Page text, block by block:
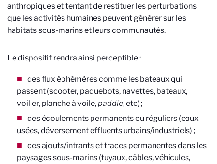
anthropiques et tentant de restituer les perturbations
que les activités humaines peuvent générer sur les
habitats sous-marins et leurs communautés.
Le dispositif rendra ainsi perceptible :
des flux éphémères comme les bateaux qui
passent (scooter, paquebots, navettes, bateaux,
voilier, planche à voile, paddle, etc) ;
des écoulements permanents ou réguliers (eaux
usées, déversement effluents urbains/industriels) ;
des ajouts/intrants et traces permanentes dans les
paysages sous-marins (tuyaux, câbles, véhicules,